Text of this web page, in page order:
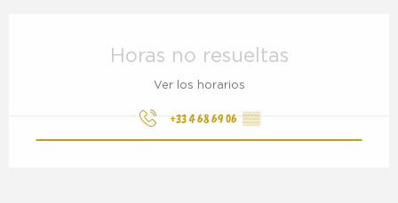
Horas no resueltas
Ver los horarios
+33 4 68 69 06 ▒▒